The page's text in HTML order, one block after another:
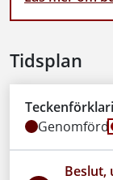
Tidsplan
Genomförd
Beslut,